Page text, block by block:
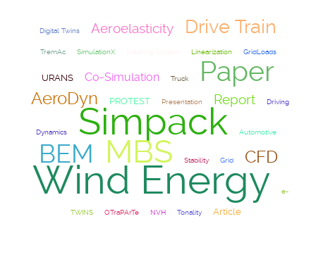
Digital Twins Aeroelasticity Drive Train
TremAc SimulationX Linearization GridLoads
URANS Co-Simulation Truck Paper
AeroDyn PROTEST Presentation Report Driving
Dynamics Simpack Automotive
BEM MBS Stability Grid CFD
Wind Energy e-
TWINS OTraPArTe NVH Tonality Article